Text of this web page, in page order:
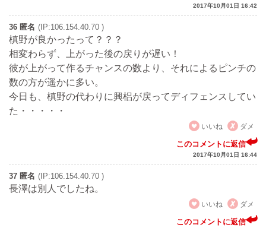
2017年10月01日 16:42
36 匿名 (IP:106.154.40.70 )
槙野が良かったって？？？
相変わらず、上がった後の戻りが遅い！
彼が上がって作るチャンスの数より、それによるピンチの
数の方が遥かに多い。
今日も、槙野の代わりに興梠が戻ってディフェンスしてい
た・・・・・
いいね
ダメ
このコメントに返信
2017年10月01日 16:44
37 匿名 (IP:106.154.40.70 )
長澤は別人でしたね。
いいね
ダメ
このコメントに返信